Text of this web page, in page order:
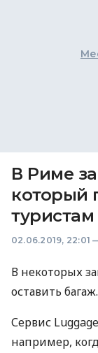
В Риме
который
02.06.2019, 22:01
В некоторых
оставить
Сервис
например,